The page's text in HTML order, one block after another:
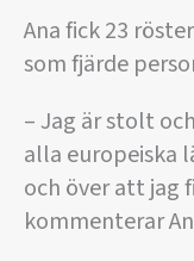
Ana fick 23
som fjärde
– Jag är stolt
alla europeiska
och över att jag
kommenterar